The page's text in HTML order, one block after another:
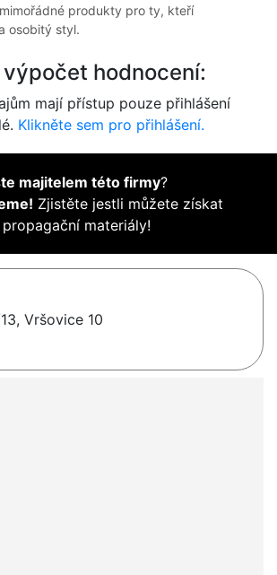
produkty pro ty, kteří
osobitý styl.
hodnocení:
mají přístup pouze přihlášení
Klikněte sem pro přihlášení.
majitelem této firmy?
Zjistěte jestli můžete získat
propagační materiály!
Vršovice 10